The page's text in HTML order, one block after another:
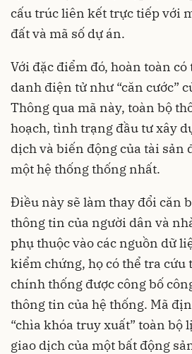
cấu trúc liên kết trực tiếp với
đất và mã số dự án.
Với đặc điểm đó, hoàn toàn
danh điện tử như “căn cước”
Thông qua mã này, toàn bộ
hoạch, tình trạng đầu tư xây
dịch và biến động của tài sản
một hệ thống thống nhất.
Điều này sẽ làm thay đổi căn
thông tin của người dân và
phụ thuộc vào các nguồn dữ
kiểm chứng, họ có thể tra cứu
chính thống được công bố
thông tin của hệ thống. Mã
“chìa khóa truy xuất” toàn bộ
giao dịch của một bất động